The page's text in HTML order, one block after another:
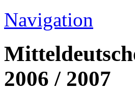
Navigation
2006 / 2007